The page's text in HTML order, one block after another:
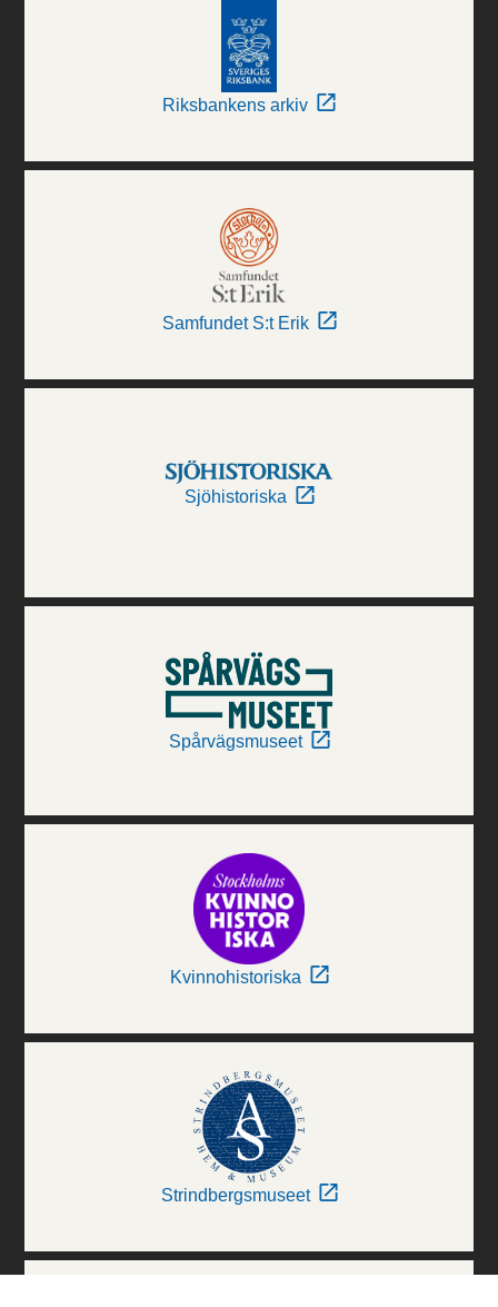
Riksbankens arkiv
Samfundet S:t Erik
Sjöhistoriska
Spårvägsmuseet
Kvinnohistoriska
Strindbergsmuseet